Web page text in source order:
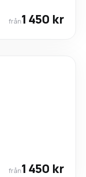
från1 450 kr
från1 450 kr